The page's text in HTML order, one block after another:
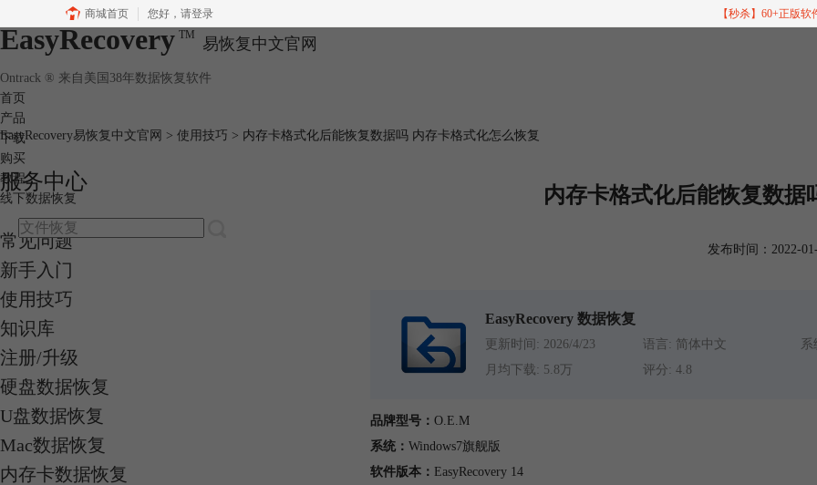
商城首页 您好， 请登录 【秒杀】60+正版
EasyRecovery TM 易恢复中文官网
Ontrack ® 来自美国38年数据恢复软件
首页
产品
下载
购买
教程
线下数据恢复
EasyRecovery易恢复中文官网 > 使用技巧 > 内存卡格式化后能恢复数据吗 内存卡格式化怎么恢复
服务中心
常见问题
新手入门
使用技巧
知识库
注册/升级
硬盘数据恢复
U盘数据恢复
Mac数据恢复
内存卡数据恢复
内存卡格式化后能恢复数据
发布时间：2022-
EasyRecovery 数据恢复
更新时间: 2026/4/23 语言: 简体中文
系
月均下载: 5.8万
评分: 4.8
品牌型号： O.E.M
系统： Windows7旗舰版
软件版本： EasyRecovery 14